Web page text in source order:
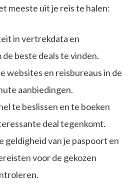
meeste uit je reis te halen:
in vertrekdata en
beste deals te vinden.
websites en reisbureaus in de
aanbiedingen.
te beslissen en te boeken
deal tegenkomt.
geldigheid van je paspoort en
voor de gekozen